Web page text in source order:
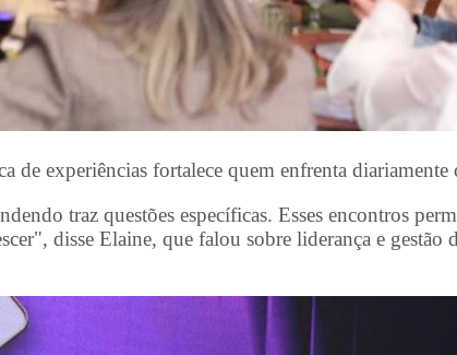
de experiências fortalece quem enfrenta
traz questões específicas. Esses encontros
disse Elaine, que falou sobre liderança e gestão